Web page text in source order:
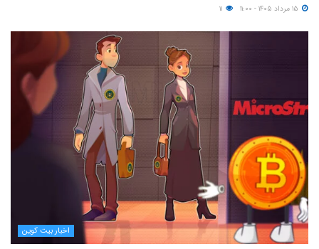
اخبار بیت کوین